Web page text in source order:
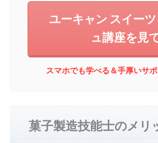
ユーキャン スイー
ュ講座を見
スマホでも学べる＆手厚いサ
菓子製造技能士のメリ